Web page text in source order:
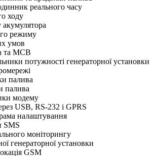
реального часу
ходу
акумулятора
режиму
умов
та MCB
потужності генераторної установки
палива
палива
модему
USB, RS-232 і GPRS
налаштування
SMS
моніторингу
генераторної установки
GSM